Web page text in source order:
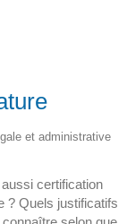
et administrative
certification
? Quels justificatifs